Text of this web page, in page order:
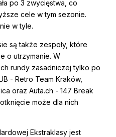
po 3 zwycięstwa, co
cele w tym sezonie.
w tyle.
są także zespoły, które
o utrzymanie. W
rundy zasadniczej tylko po
- Retro Team Kraków,
oraz Auta.ch - 147 Break
może dla nich
Ekstraklasy jest